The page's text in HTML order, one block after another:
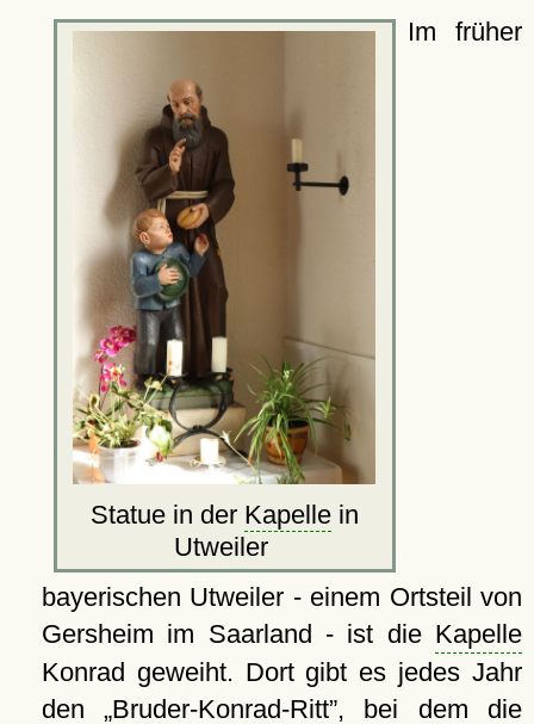
Statue in der Kapellein
Utweiler
Im früher
bayerischen Utweiler - einem Ortsteil von
Gersheim im Saarland - ist die Kapelle
Konrad geweiht. Dort gibt es jedes Jahr
den Bruder-Konrad-Ritt , bei dem die